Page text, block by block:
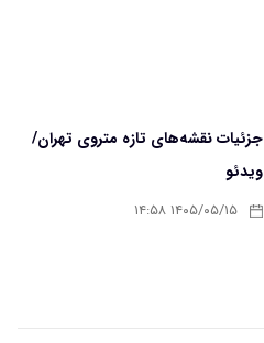
جزئیات نقشه‌های تازه متروی تهران/
ویدئو
۱۴۰۵/۰۵/۱۵ ۱۴:۵۸